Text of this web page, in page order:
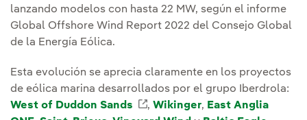
lanzando modelos con hasta 22 MW, según el informe
Global Offshore Wind Report 2022 del Consejo Global
de la Energía Eólica.
Esta evolución se aprecia claramente en los proyectos
de eólica marina desarrollados por el grupo Iberdrola:
West of Duddon Sands
Enlace externo, se abre en
, Wikinger, East Anglia